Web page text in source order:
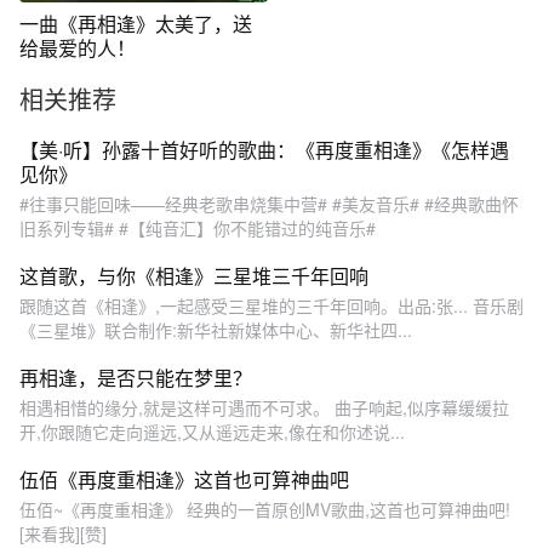
一曲《再相逢》太美了，送
给最爱的人！
相关推荐
【美·听】孙露十首好听的歌曲：《再度重相逢》《怎样遇
见你》
#往事只能回味——经典老歌串烧集中营# #美友音乐# #经典歌曲怀
旧系列专辑# #【纯音汇】你不能错过的纯音乐#
这首歌，与你《相逢》三星堆三千年回响
跟随这首《相逢》,一起感受三星堆的三千年回响。出品:张... 音乐剧
《三星堆》联合制作:新华社新媒体中心、新华社四...
再相逢，是否只能在梦里？
相遇相惜的缘分,就是这样可遇而不可求。 曲子响起,似序幕缓缓拉
开,你跟随它走向遥远,又从遥远走来,像在和你述说...
伍佰《再度重相逢》这首也可算神曲吧
伍佰~《再度重相逢》 经典的一首原创MV歌曲,这首也可算神曲吧!
[来看我][赞]